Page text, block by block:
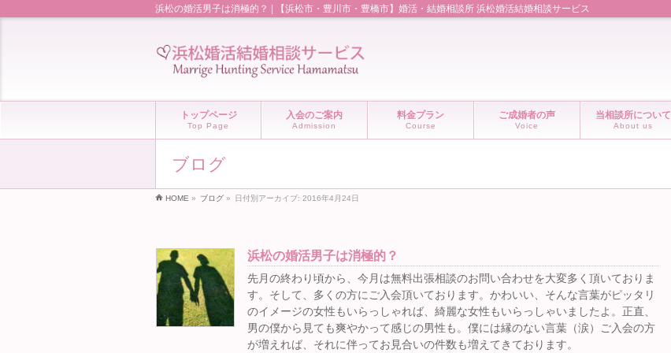
浜松の婚活男子は消極的？ | 【浜松市・豊川市・豊橋市】婚活・結婚相談所 浜松婚活結婚相談サービス
トップページ
Top Page
入会のご案内
Admission
料金プラン
Course
ご成婚者の声
Voice
当相談所について
About us
ブログ
HOME » ブログ » 日付別アーカイブ: 2016年4月24日
浜松の婚活男子は消極的？
先月の終わり頃から、今月は無料出張相談のお問い合わせを大変多く頂いておりま
す。そして、多くの方にご入会頂いております。かわいい、そんな言葉がピッタリ
のイメージの女性もいらっしゃれば、綺麗な女性もいらっしゃいましたよ。正直、
男の僕から見ても爽やかって感じの男性も。僕には縁のない言葉（涙）ご入会の方
が増えれば、それに伴ってお見合いの件数も増えてきております。